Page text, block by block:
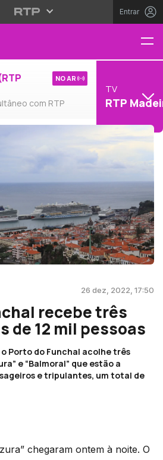
Entrar
com RTP
NO AR
TV
RTP
26 dez, 2022, 17:50
recebe três
de 12 mil pessoas
Porto do Funchal acolhe três
e “Balmoral” que estão a
e tripulantes, um total de
chegaram ontem à noite. O